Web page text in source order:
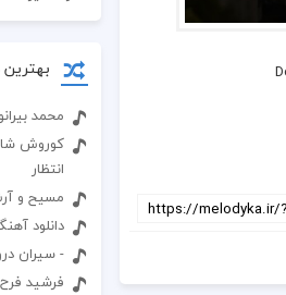
محمد
انتظار
مسیح و
دانلود
- سیران
فرشید